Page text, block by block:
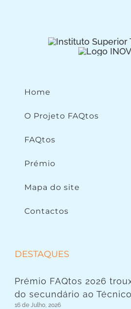
Home
O Projeto FAQtos
FAQtos
Prémio
Mapa do site
Contactos
DESTAQUES
Prémio FAQtos 2026
do secundário ao Técnico
16 de Julho, 2026